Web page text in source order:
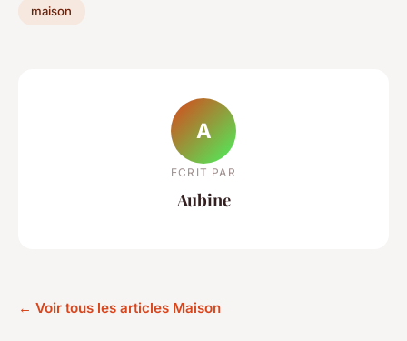
maison
A
ECRIT PAR
Aubine
← Voir tous les articles Maison